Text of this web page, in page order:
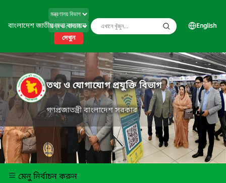
বাংলাদেশ জাতীয় তথ্য বাতায়ন
দেখুন
English
তথ্য ও যোগাযোগ প্রযুক্তি বিভাগ
গণপ্রজাতন্ত্রী বাংলাদেশ সরকার
মেনু নির্বাচন করুন